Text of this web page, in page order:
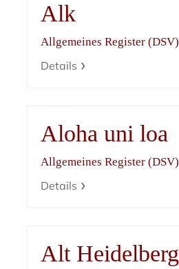
Alk
Allgemeines Register (DSV)
Details
Aloha uni loa
Allgemeines Register (DSV)
Details
Alt Heidelberg